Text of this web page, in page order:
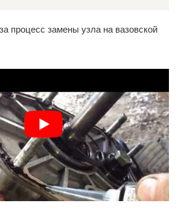
процесс замены узла на вазовской